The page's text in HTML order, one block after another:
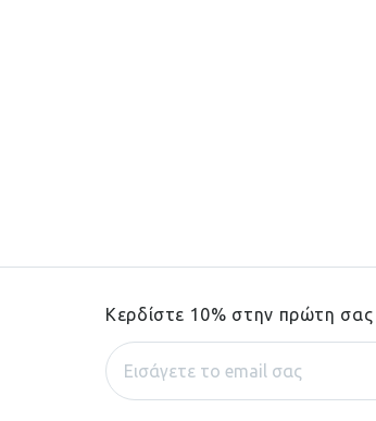
Κερδίστε 10% στην πρώτη σας